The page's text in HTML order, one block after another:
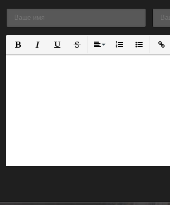
Полужирный
КурсивПодчеркнутый
ЗачеркнутыйВыравнивание
Нумерованный